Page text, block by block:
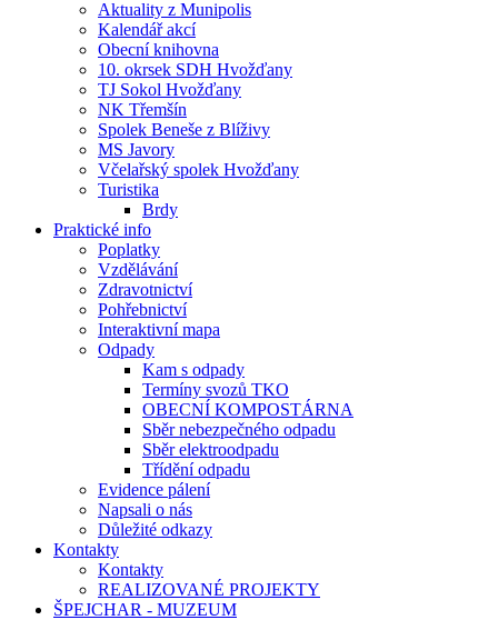
Aktuality z Munipolis
Kalendář akcí
Obecní knihovna
10. okrsek SDH Hvožďany
TJ Sokol Hvožďany
NK Třemšín
Spolek Beneše z Blíživy
MS Javory
Včelařský spolek Hvožďany
Turistika
Brdy
Praktické info
Poplatky
Vzdělávání
Zdravotnictví
Pohřebnictví
Interaktivní mapa
Odpady
Kam s odpady
Termíny svozů TKO
OBECNÍ KOMPOSTÁRNA
Sběr nebezpečného odpadu
Sběr elektroodpadu
Třídění odpadu
Evidence pálení
Napsali o nás
Důležité odkazy
Kontakty
Kontakty
REALIZOVANÉ PROJEKTY
ŠPEJCHAR - MUZEUM